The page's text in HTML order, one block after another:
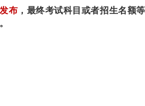
布 ，最终考试科目或者招生名额